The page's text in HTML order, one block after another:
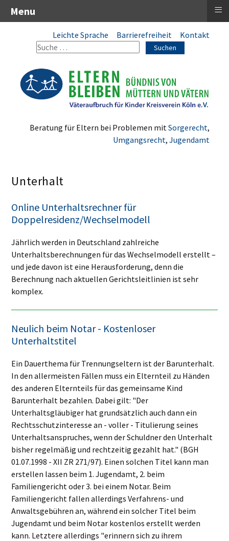
Leichte Sprache Barrierefreiheit Kontakt
Suchen
Beratung für Eltern bei Problemen mit Sorgerecht,
Umgangsrecht, Jugendamt
Unterhalt
Online Unterhaltsrechner für
Doppelresidenz/Wechselmodell
Jährlich werden in Deutschland zahlreiche
Unterhaltsberechnungen für das Wechselmodell erstellt –
und jede davon ist eine Herausforderung, denn die
Berechnung nach aktuellen Gerichtsleitlinien ist sehr
komplex.
Neulich beim Notar - Kostenloser
Unterhaltstitel
Ein Dauerthema für Trennungseltern ist der Barunterhalt.
In den allermeisten Fällen muss ein Elternteil zu Händen
des anderen Elternteils für das gemeinsame Kind
Barunterhalt bezahlen. Dabei gilt: "Der
Unterhaltsgläubiger hat grundsätzlich auch dann ein
Rechtsschutzinteresse an - voller - Titulierung seines
Unterhaltsanspruches, wenn der Schuldner den Unterhalt
bisher regelmäßig und rechtzeitig gezahlt hat." (BGH
01.07.1998 - XII ZR 271/97). Einen solchen Titel kann man
erstellen lassen beim 1. Jugendamt, 2. beim
Familiengericht oder 3. bei einem Notar. Beim
Familiengericht fallen allerdings Verfahrens- und
Anwaltsgebühren an, während ein solcher Titel beim
Jugendamt und beim Notar kostenlos erstellt werden
kann. Letztere allerdings "erinnern sich zu ihrem
Menu ≡